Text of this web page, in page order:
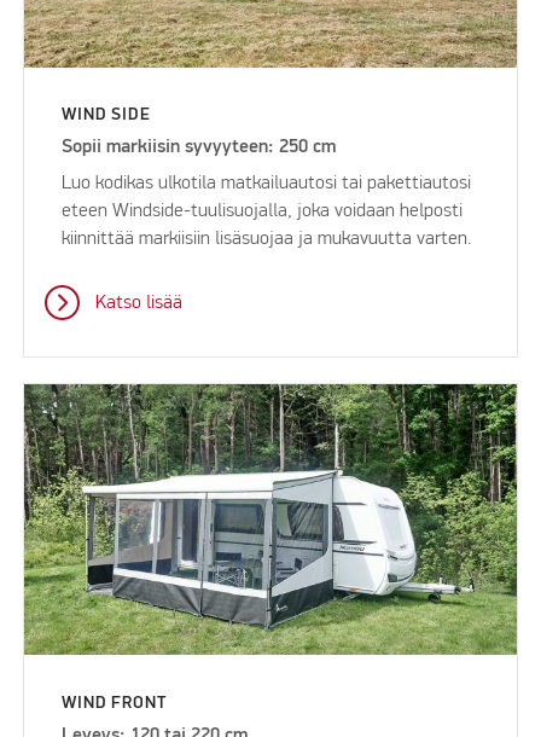
WIND SIDE
Sopii markiisin syvyyteen: 250 cm
Luo kodikas ulkotila matkailuautosi tai pakettiautosi
eteen Windside-tuulisuojalla, joka voidaan helposti
kiinnittää markiisiin lisäsuojaa ja mukavuutta varten.
Katso lisää
WIND FRONT